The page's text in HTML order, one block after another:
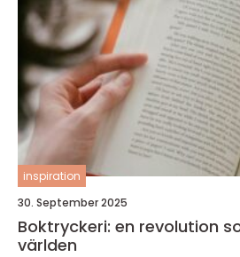
inspiration
30. September 2025
Boktryckeri: en revolution
världen